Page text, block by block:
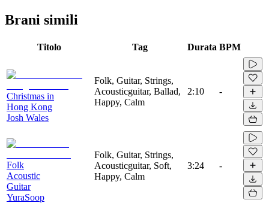
Brani simili
Titolo Tag Durata BPM
Christmas in
Hong Kong
Josh Wales
Folk, Guitar, Strings,
Acousticguitar, Ballad,
Happy, Calm
2:10 -
Folk
Acoustic
Guitar
YuraSoop
Folk, Guitar, Strings,
Acousticguitar, Soft,
Happy, Calm
3:24 -